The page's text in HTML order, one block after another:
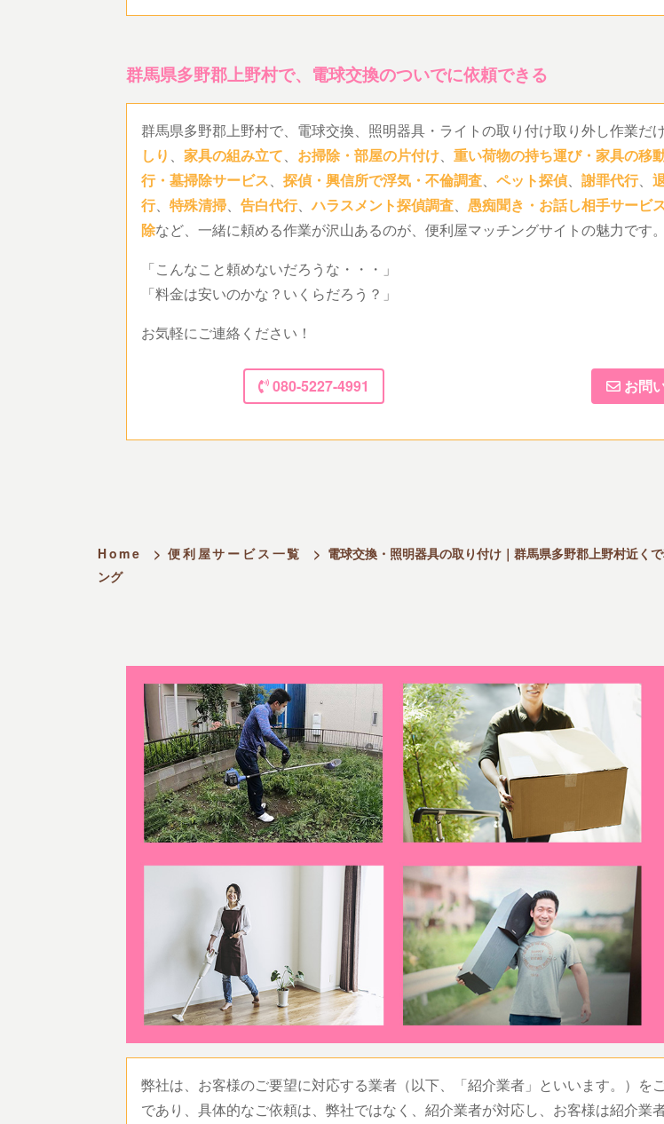
群馬県多野郡上野村で、電球交換のついでに依頼できる
群馬県多野郡上野村で、電球交換、照明器具・ライトの取り付け取り外し作業だけ
しり 、 家具の組み立て、 お掃除・部屋の片付け、 重い荷物の持ち運び・家具の移
行・墓掃除サービス、 探偵・興信所で浮気・不倫調査、 ペット探偵、 謝罪代行、
行、 特殊清掃、 告白代行、ハラスメント探偵調査、 愚痴聞き・お話し相手サービ
除など、一緒に頼める作業が沢山あるのが、便利屋マッチングサイトの魅力です。
「こんなこと頼めないだろうな・・・」
「料金は安いのかな？いくらだろう？」
お気軽にご連絡ください！
080-5227-4991 お問
Home > 便利屋サービス一覧 > 電球交換・照明器具の取り付け｜群馬県多野郡上野村近く
ング
弊社は、お客様のご要望に対応する業者（以下、「紹介業者」といいます。）を
であり、具体的なご依頼は、弊社ではなく、紹介業者が対応し、お客様は紹介業